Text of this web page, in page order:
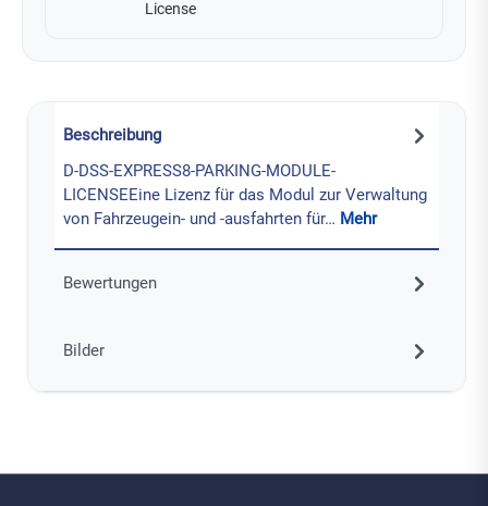
License
Beschreibung
D-DSS-EXPRESS8-PARKING-MODULE-
LICENSEEine Lizenz für das Modul zur Verwaltung
von Fahrzeugein- und -ausfahrten für… Mehr
Bewertungen
Bilder